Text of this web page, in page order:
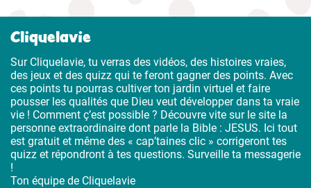
Cliquelavie
Sur Cliquelavie, tu verras des vidéos, des histoires vraies,
des jeux et des quizz qui te feront gagner des points. Avec
ces points tu pourras cultiver ton jardin virtuel et faire
pousser les qualités que Dieu veut développer dans ta vraie
vie ! Comment ç’est possible ? Découvre vite sur le site la
personne extraordinaire dont parle la Bible : JESUS. Ici tout
est gratuit et même des « cap’taines clic » corrigeront tes
quizz et répondront à tes questions. Surveille ta messagerie
!
Ton équipe de Cliquelavie